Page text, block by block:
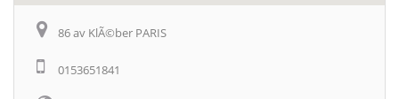
86 av KlÃ©ber PARIS
0153651841